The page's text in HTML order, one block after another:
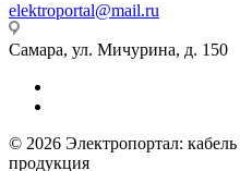
elektroportal@mail.ru
Самара, ул. Мичурина, д. 150
© 2026 Электропортал: кабель
продукция